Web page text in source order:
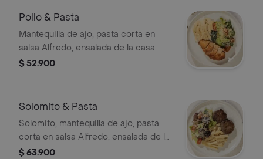
Pollo & Pasta
Mantequilla de ajo, pasta corta en
salsa Alfredo, ensalada de la casa.
$ 52.900
Solomito & Pasta
Solomito, mantequilla de ajo, pasta
corta en salsa Alfredo, ensalada de la
casa.
$ 63.900